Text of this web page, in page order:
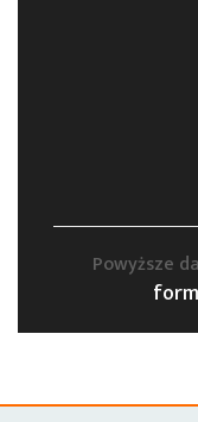
Powyższe